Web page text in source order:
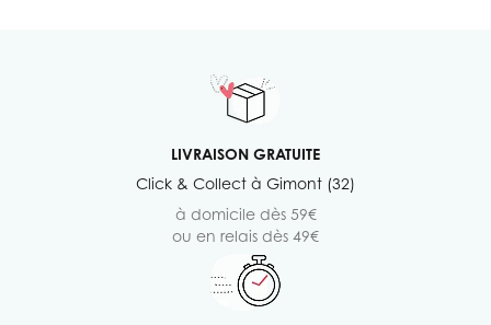
LIVRAISON GRATUITE
Click & Collect à Gimont (32)
à domicile dès 59€
ou en relais dès 49€